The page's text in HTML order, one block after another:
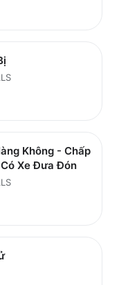
Không - Chấp
Xe Đưa Đón